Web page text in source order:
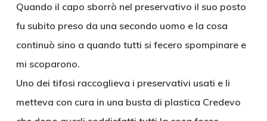
Quando il capo sborrò nel preservativo il suo posto
fu subito preso da una secondo uomo e la cosa
continuò sino a quando tutti si fecero spompinare e
mi scoparono.
Uno dei tifosi raccoglieva i preservativi usati e li
metteva con cura in una busta di plastica Credevo